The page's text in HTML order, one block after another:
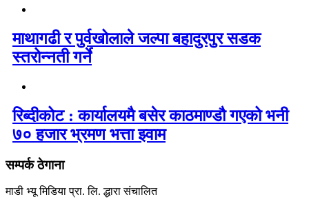
माथागढी र पुर्वखोलाले जल्पा बहादुरपुर सडक
स्तरोन्नती गर्ने
रिब्दीकोट : कार्यालयमै बसेर काठमाण्डौ गएको भनी
७० हजार भ्रमण भत्ता झ्वाम
सम्पर्क ठेगाना
माडी भ्यू मिडिया प्रा. लि. द्धारा संचालित